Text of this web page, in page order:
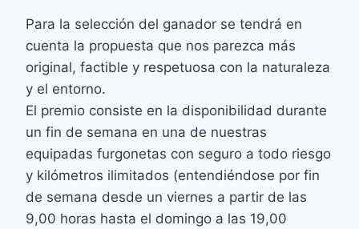
Para la selección del ganador se tendrá en
cuenta la propuesta que nos parezca más
original, factible y respetuosa con la naturaleza
y el entorno.
El premio consiste en la disponibilidad durante
un fin de semana en una de nuestras
equipadas furgonetas con seguro a todo riesgo
y kilómetros ilimitados (entendiéndose por fin
de semana desde un viernes a partir de las
9,00 horas hasta el domingo a las 19,00